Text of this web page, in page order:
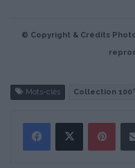
© Copyright & Crédits
Mots-clés Collection